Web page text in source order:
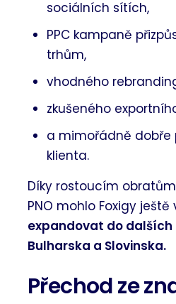
sociálních sítích,
PPC kampaně
trhům,
vhodného
zkušeného
a mimořádně dobře
klienta.
Díky rostoucím
PNO mohlo Foxigy ještě
expandovat do dalších
Bulharska a Slovinska.
Přechod ze